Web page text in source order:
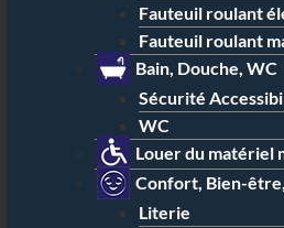
Fauteuil roulant
Fauteuil roulant
Bain, Douche, WC
Sécurité
WC
Louer du matériel
Confort, Bien-
Literie